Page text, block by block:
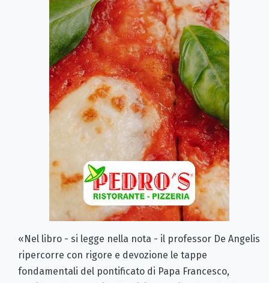
«Nel libro - si legge nella nota - il professor De Angelis
ripercorre con rigore e devozione le tappe
fondamentali del pontificato di Papa Francesco,